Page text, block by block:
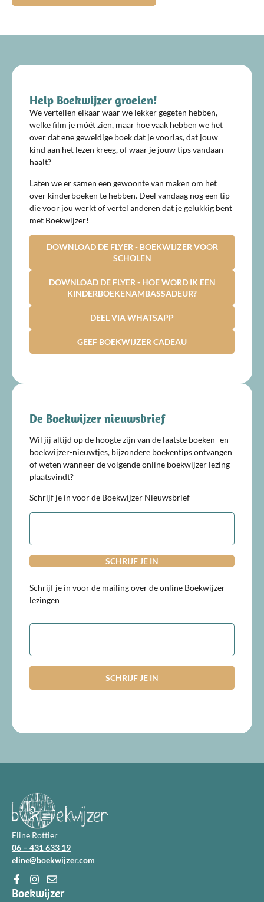
Help Boekwijzer groeien!
We vertellen elkaar waar we lekker gegeten hebben,
welke film je móét zien, maar hoe vaak hebben we het
over dat ene geweldige boek dat je voorlas, dat jouw
kind aan het lezen kreeg, of waar je jouw tips vandaan
haalt?
Laten we er samen een gewoonte van maken om het
over kinderboeken te hebben. Deel vandaag nog een tip
die voor jou werkt of vertel anderen dat je gelukkig bent
met Boekwijzer!
DOWNLOAD DE FLYER - BOEKWIJZER VOOR
SCHOLEN
DOWNLOAD DE FLYER - HOE WORD IK EEN
KINDERBOEKENAMBASSADEUR?
DEEL VIA WHATSAPP
GEEF BOEKWIJZER CADEAU
De Boekwijzer nieuwsbrief
Wil jij altijd op de hoogte zijn van de laatste boeken- en
boekwijzer-nieuwtjes, bijzondere boekentips ontvangen
of weten wanneer de volgende online boekwijzer lezing
plaatsvindt?
Schrijf je in voor de Boekwijzer Nieuwsbrief
E-
Schrijf je in voor de mailing over de online Boekwijzer
lezingen
E-
Eline Rottier
06 – 431 633 19
eline@boekwijzer.com
Boekwijzer